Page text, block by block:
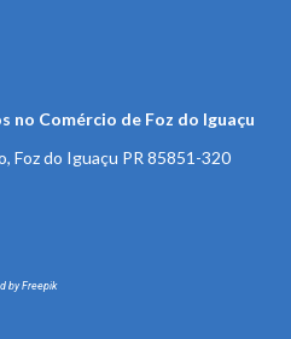
no Comércio de Foz do Iguaçu
Foz do Iguaçu PR 85851-320
by Freepik